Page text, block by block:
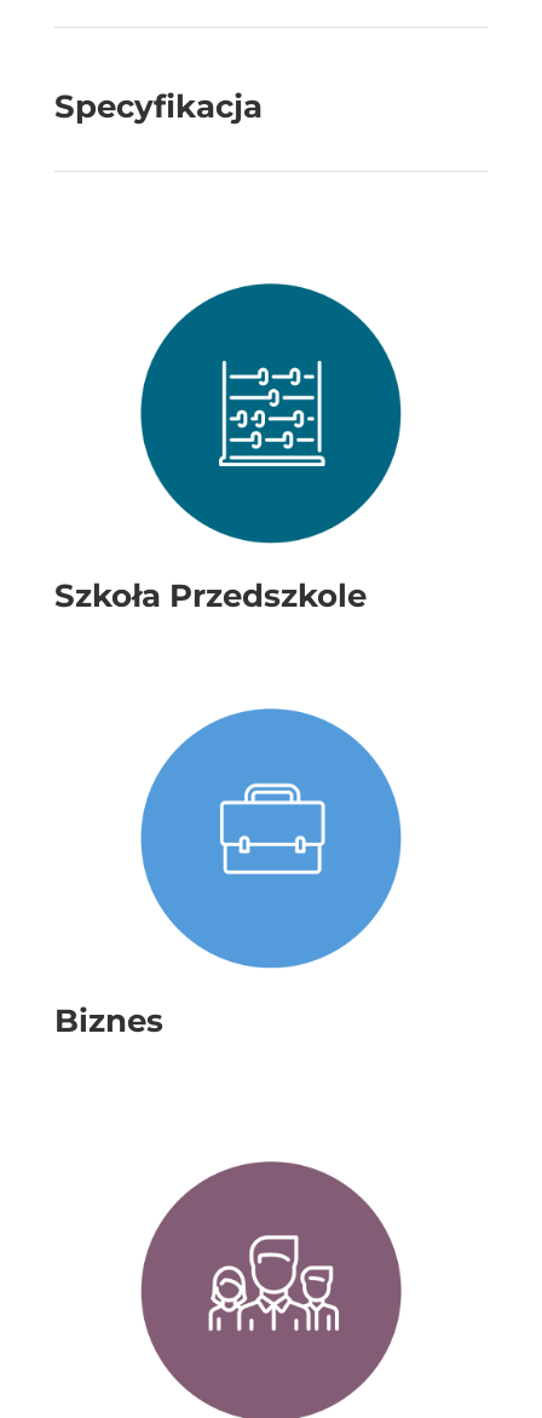
Specyfikacja
Szkoła Przedszkole
Biznes